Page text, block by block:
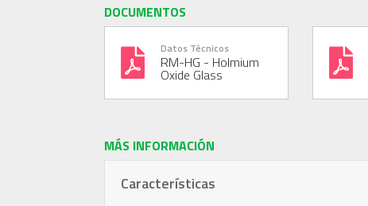
DOCUMENTOS
Datos Técnicos
RM-HG - Holmium
Oxide Glass
MÁS INFORMACIÓN
Características